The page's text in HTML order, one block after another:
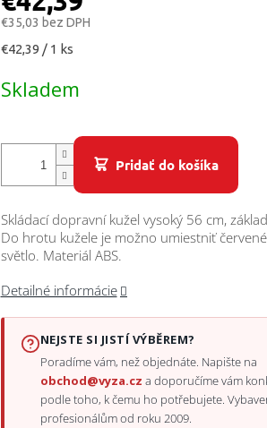
€35,03 bez DPH
Jednotková
€42,39 / 1 ks
Skladem
Pridať do košíka
Skládací dopravní kužel vysoký 56 cm,
Do hrotu kužele je možno umiestniť červené
světlo. Materiál ABS.
Detailné informácie
NEJSTE SI JISTÍ VÝBĚREM?
Poradíme vám, než objednáte. Napište na
obchod@vyza.cz a doporučíme vám
podle toho, k čemu ho potřebujete.
profesionálům od roku 2009.